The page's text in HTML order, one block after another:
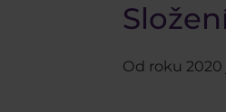
Od roku